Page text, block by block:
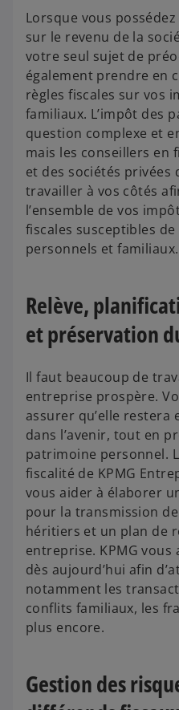
Lorsque vous
sur le revenu de la
votre seul sujet de
également prendre en
règles fiscales sur vos
familiaux. L’impôt des
question complexe et
mais les conseillers en
et des sociétés privées
travailler à vos côtés
l’ensemble de vos
fiscales susceptibles
personnels et familiaux.
Relève,
et préservation
Il faut beaucoup de
entreprise prospère.
assurer qu’elle restera
dans l’avenir, tout en
patrimoine personnel.
fiscalité de KPMG
vous aider à élaborer
pour la transmission
héritiers et un plan de
entreprise. KPMG vous
dès aujourd’hui afin
notamment les
conflits familiaux, les
plus encore.
Gestion des